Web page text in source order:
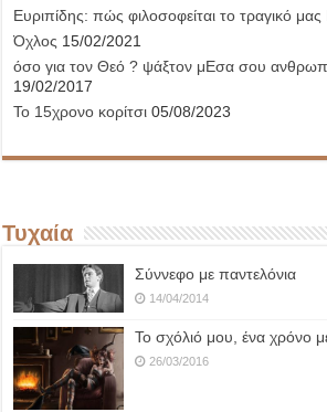
Ευριπίδης: πώς φιλοσοφείται το τραγικό μας
Όχλος 15/02/2021
όσο για τον Θεό ? ψάξτον μΕσα σου
19/02/2017
Το 15χρονο κορίτσι 05/08/2023
Τυχαία
Σύννεφο με παντελόνια
14/04/2014
Το σχόλιό μου, ένα χρόνο
26/03/2016